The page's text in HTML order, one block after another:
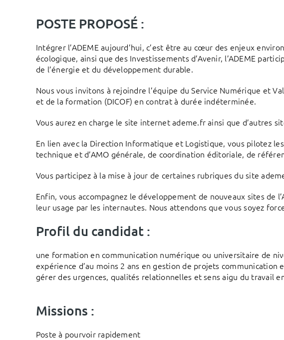
POSTE PROPOSÉ :
Intégrer l’ADEME aujourd’hui, c’est être au cœur des enjeux
écologique, ainsi que des Investissements d’Avenir, l’ADEME
de l’énergie et du développement durable.
Nous vous invitons à rejoindre l’équipe du Service Numérique et
et de la formation (DICOF) en contrat à durée indéterminée.
Vous aurez en charge le site internet ademe.fr ainsi que d’autres
En lien avec la Direction Informatique et Logistique, vous pilotez
technique et d’AMO générale, de coordination éditoriale, de
Vous participez à la mise à jour de certaines rubriques du site
Enfin, vous accompagnez le développement de nouveaux sites
leur usage par les internautes. Nous attendons que vous soyez
Profil du candidat :
une formation en communication numérique ou universitaire de
expérience d’au moins 2 ans en gestion de projets
gérer des urgences, qualités relationnelles et sens aigu du travail
Missions :
Poste à pourvoir rapidement